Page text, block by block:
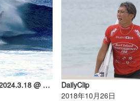
『North Shore Daily Clip』2024.3.18 @ PIPE & BACKDOOR
DailyClip
2018年10月26日